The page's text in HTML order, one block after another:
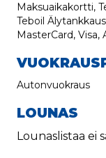
Maksuaikakortti,
Teboil
MasterCard, Visa,
Autonvuokraus
LOUNAS
Lounaslistaa ei